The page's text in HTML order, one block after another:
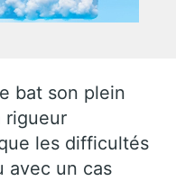
bat son plein
rigueur
les difficultés
avec un cas